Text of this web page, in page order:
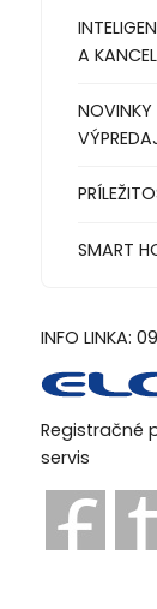
A
SMART
INFO LINKA:
Registračné
servis